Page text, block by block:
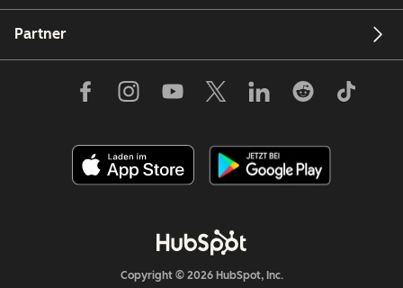
Partner
Copyright © 2026 HubSpot, Inc.